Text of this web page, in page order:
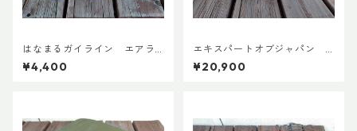
はなまるガイライン エアラ
イズ張り綱セット
¥4,400
エキスパートオブジャパン
スノーシューズL ADDカスタ
ムVer.5
¥20,900